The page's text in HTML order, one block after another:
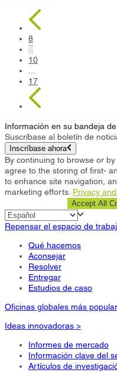
8
9
10
17
Información en su bandeja
Suscríbase al boletín de
Inscríbase ahora
By continuing to browse or by
agree to the storing of first-
to enhance site navigation,
marketing efforts. Privacy
Accept All
Repensar el espacio de
Qué hacemos
Aconsejar
Resolver
Entregar
Estudios de caso
Oficinas globales más
Ideas innovadoras >
Informes de mercado
Información clave del
Artículos de